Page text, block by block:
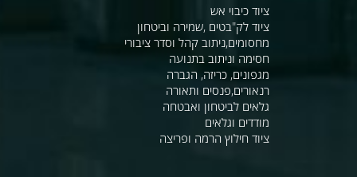
ציוד כיבוי אש
ציוד לק"בטים ,שמירה וביטחון
מחסומים,ניתוב קהל וסדר ציבורי
חסימה וניתוב בתנועה
מגפונים, כריזה, הגברה
רנאורים,פנסים ותאורה
גלאים לביטחון ואבטחה
מודדים וגלאים
ציוד חילוץ הרמה ופריצה